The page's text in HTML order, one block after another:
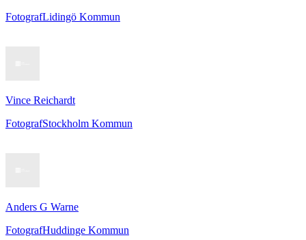
FotografLidingö Kommun
Vince Reichardt
FotografStockholm Kommun
Anders G Warne
FotografHuddinge Kommun